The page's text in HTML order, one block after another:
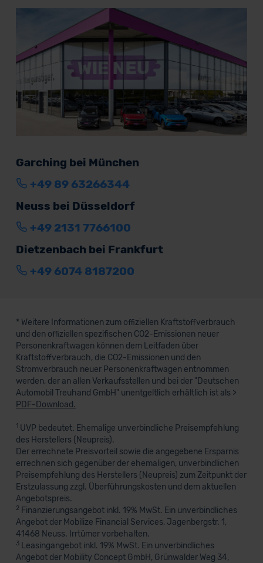
Garching bei München
+49 89 63266344
Neuss bei Düsseldorf
+49 2131 7766100
Dietzenbach bei Frankfurt
+49 6074 8187200
* Weitere Informationen zum offiziellen Kraftstoffverbrauch
und den offiziellen spezifischen CO2-Emissionen neuer
Personenkraftwagen können dem Leitfaden über
Kraftstoffverbrauch, die CO2-Emissionen und den
Stromverbrauch neuer Personenkraftwagen entnommen
werden, der an allen Verkaufsstellen und bei der "Deutschen
Automobil Treuhand GmbH" unentgeltlich erhältlich ist als >
PDF-Download.
1UVP bedeutet: Ehemalige unverbindliche Preisempfehlung
des Herstellers (Neupreis).
Der errechnete Preisvorteil sowie die angegebene Ersparnis
errechnen sich gegenüber der ehemaligen, unverbindlichen
Preisempfehlung des Herstellers (Neupreis) zum Zeitpunkt der
Erstzulassung zzgl. Überführungskosten und dem aktuellen
Angebotspreis.
2 Finanzierungsangebot inkl. 19% MwSt. Ein unverbindliches
Angebot der Mobilize Financial Services, Jagenbergstr. 1,
41468 Neuss. Irrtümer vorbehalten.
3Leasingangebot inkl. 19% MwSt. Ein unverbindliches
Angebot der Mobility Concept GmbH, Grünwalder Weg 34,